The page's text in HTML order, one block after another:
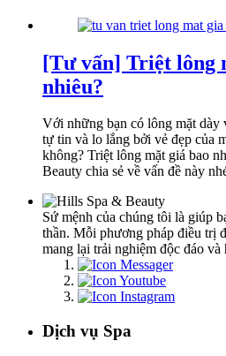
[Tư vấn] Triệt lông
nhiêu?
Với những bạn có lông mặt dày
tự tin và lo lắng bởi vẻ đẹp của
không? Triệt lông mặt giá bao
Beauty chia sẻ về vấn đề này
Sứ mệnh của chúng tôi là giúp
thần. Mỗi phương pháp điều trị
mang lại trải nghiệm độc đáo và
Dịch vụ Spa